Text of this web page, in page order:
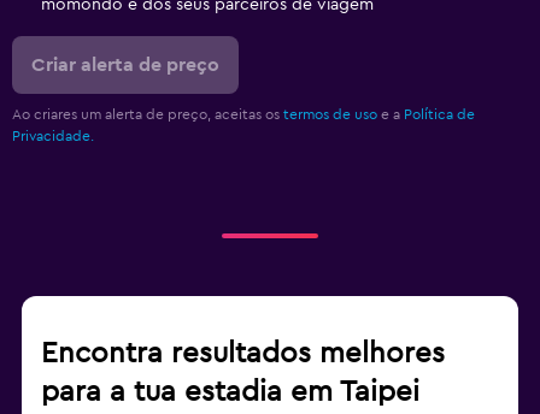
momondo e dos seus parceiros de viagem
Criar alerta de preço
Ao criares um alerta de preço, aceitas os termos de uso e a Política de
Privacidade.
Encontra resultados melhores
para a tua estadia em Taipei